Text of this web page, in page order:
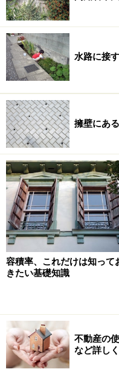
水路に接
擁壁にあ
容積率、これだけは知って
きたい基礎知識
不動産の
など詳し